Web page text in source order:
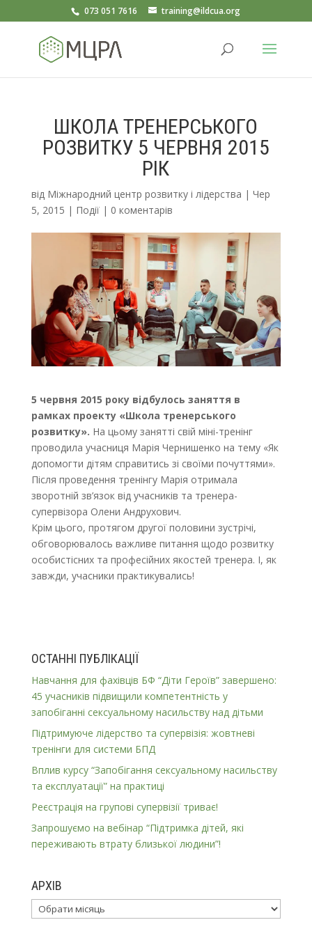
073 051 7616 training@ildcua.org
ШКОЛА ТРЕНЕРСЬКОГО
РОЗВИТКУ 5 ЧЕРВНЯ 2015
РІК
від Міжнародний центр розвитку і лідерства | Чер
5, 2015 | Події| 0 коментарів
5 червня 2015 року відбулось заняття в
рамках проекту «Школа тренерського
розвитку». На цьому занятті свій міні-тренінг
проводила учасниця Марія Чернишенко на тему «Як
допомогти дітям справитись зі своїми почуттями».
Після проведення тренінгу Марія отримала
зворотній зв’язок від учасників та тренера-
супервізора Олени Андрухович.
Крім цього, протягом другої половини зустрічі,
обговорювалось важливе питання щодо розвитку
особистісних та професійних якостей тренера. І, як
завжди, учасники практикувались!
ОСТАННІ ПУБЛІКАЦІЇ
Навчання для фахівців БФ “Діти Героїв” завершено:
45 учасників підвищили компетентність у
запобіганні сексуальному насильству над дітьми
Підтримуюче лідерство та супервізія: жовтневі
тренінги для системи БПД
Вплив курсу “Запобігання сексуальному насильству
та експлуатації” на практиці
Реєстрація на групові супервізії триває!
Запрошуємо на вебінар “Підтримка дітей, які
переживають втрату близької людини”!
АРХІВ
Архів